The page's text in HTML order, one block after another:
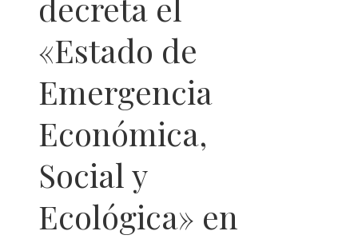
decreta el
«Estado de
Emergencia
Económica,
Social y
Ecológica» en